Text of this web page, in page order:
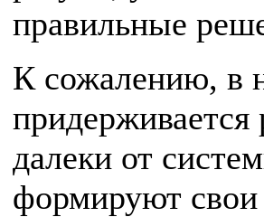
правильные
К сожалению, в
далеки от
формируют